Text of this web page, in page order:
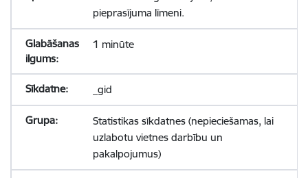
pieprasījuma līmeni.
1 minūte
_gid
Statistikas sīkdatnes (nepieciešamas, lai
uzlabotu vietnes darbību un
pakalpojumus)